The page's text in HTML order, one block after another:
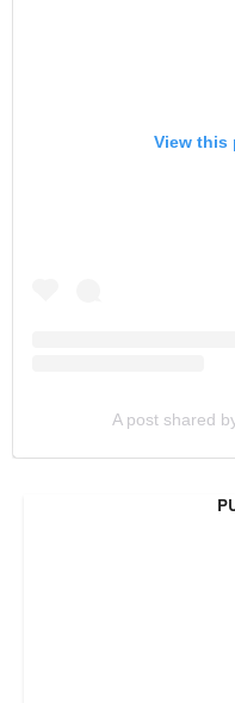
View this
A post shared